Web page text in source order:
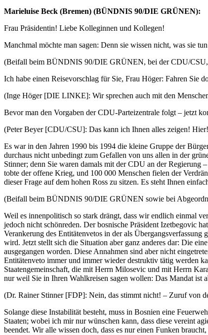
Marieluise Beck (Bremen) (BÜNDNIS 90/DIE GRÜNEN):
Frau Präsidentin! Liebe Kolleginnen und Kollegen!
Manchmal möchte man sagen: Denn sie wissen nicht, was sie
(Beifall beim BÜNDNIS 90/DIE GRÜNEN, bei der CDU/
Ich habe einen Reisevorschlag für Sie, Frau Höger: Fahren Sie
(Inge Höger [DIE LINKE]: Wir sprechen auch mit den
Bevor man den Vorgaben der CDU-Parteizentrale folgt – jetzt
(Peter Beyer [CDU/CSU]: Das kann ich Ihnen alles zeigen!
Es war in den Jahren 1990 bis 1994 die kleine Gruppe der
durchaus nicht unbedingt zum Gefallen von uns allen in der
Stinner; denn Sie waren damals mit der CDU an der Regierung
tobte der offene Krieg, und 100 000 Menschen fielen der
dieser Frage auf dem hohen Ross zu sitzen. Es steht Ihnen
(Beifall beim BÜNDNIS 90/DIE GRÜNEN sowie bei
Weil es innenpolitisch so stark drängt, dass wir endlich einmal
jedoch nicht schönreden. Der bosnische Präsident Izetbegovic
Verankerung des Entitätenvetos in der als Übergangsverfassung
wird. Jetzt stellt sich die Situation aber ganz anderes dar: Die
ausgegangen worden. Diese Annahmen sind aber nicht
Entitätenveto immer und immer wieder destruktiv tätig werden
Staatengemeinschaft, die mit Herrn Milosevic und mit Herrn
nur weil Sie in Ihren Wahlkreisen sagen wollen: Das Mandat ist
(Dr. Rainer Stinner [FDP]: Nein, das stimmt nicht! – Zuruf von
Solange diese Instabilität besteht, muss in Bosnien eine
Staaten; wobei ich mir nur wünschen kann, dass diese vereint
beendet. Wir alle wissen doch, dass es nur einen Funken